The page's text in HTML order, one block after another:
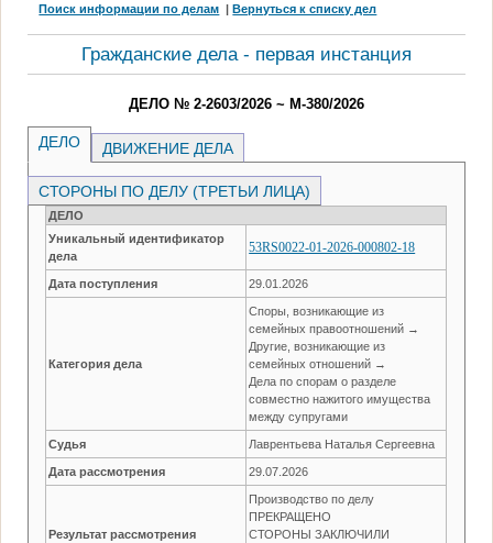
Поиск информации по делам |Вернуться к списку дел
Гражданские дела - первая инстанция
ДЕЛО № 2-2603/2026 ~ М-380/2026
ДЕЛО ДВИЖЕНИЕ ДЕЛА
СТОРОНЫ ПО ДЕЛУ (ТРЕТЬИ ЛИЦА)
ДЕЛО
Уникальный идентификатор
дела
53RS0022-01-2026-000802-18
Дата поступления 29.01.2026
Категория дела
Споры, возникающие из
семейных правоотношений →
Другие, возникающие из
семейных отношений →
Дела по спорам о разделе
совместно нажитого имущества
между супругами
Судья Лаврентьева Наталья Сергеевна
Дата рассмотрения 29.07.2026
Результат рассмотрения
Производство по делу
ПРЕКРАЩЕНО
СТОРОНЫ ЗАКЛЮЧИЛИ